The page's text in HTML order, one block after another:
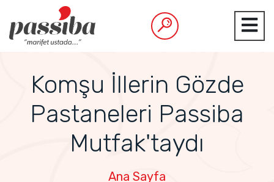
Komşu İllerin Gözde
Pastaneleri Passiba
Mutfak'taydı
Ana Sayfa